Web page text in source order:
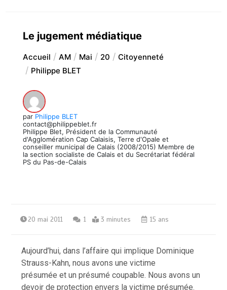
Le jugement médiatique
Accueil AM Mai 20
Citoyenneté
Philippe BLET
par Philippe BLET
contact@philippeblet.fr
Philippe Blet, Président de la Communauté
d'Agglomération Cap Calaisis, Terre d'Opale et
conseiller municipal de Calais (2008/2015) Membre de
la section socialiste de Calais et du Secrétariat fédéral
PS du Pas-de-Calais
20 mai 2011 1 3 minutes 15 ans
Aujourd’hui, dans l’affaire qui implique Dominique
Strauss-Kahn, nous avons une victime
présumée et un présumé coupable. Nous avons un
devoir de protection envers la victime présumée.